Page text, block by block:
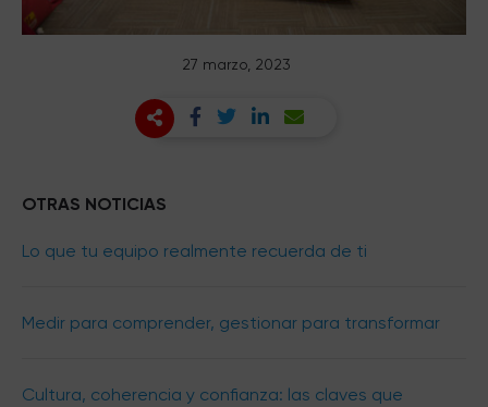
27 marzo, 2023
OTRAS NOTICIAS
Lo que tu equipo realmente recuerda de ti
Medir para comprender, gestionar para transformar
Cultura, coherencia y confianza: las claves que